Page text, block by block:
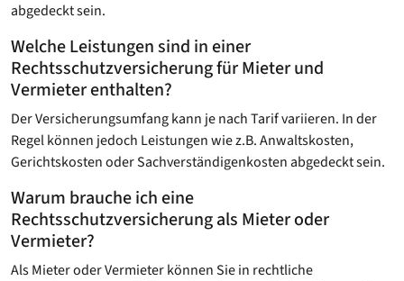
abgedeckt sein.
Welche Leistungen sind in einer
Rechtsschutzversicherung für Mieter und
Vermieter enthalten?
Der Versicherungsumfang kann je nach Tarif variieren. In der
Regel können jedoch Leistungen wie z.B. Anwaltskosten,
Gerichtskosten oder Sachverständigenkosten abgedeckt sein.
Warum brauche ich eine
Rechtsschutzversicherung als Mieter oder
Vermieter?
Als Mieter oder Vermieter können Sie in rechtliche